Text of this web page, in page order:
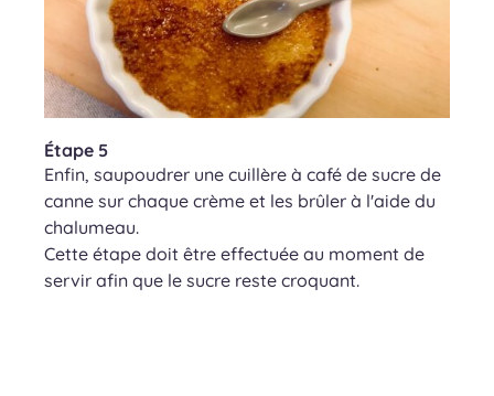
Étape 5
Enfin, saupoudrer une cuillère à café de sucre de
canne sur chaque crème et les brûler à l'aide du
chalumeau.
Cette étape doit être effectuée au moment de
servir afin que le sucre reste croquant.